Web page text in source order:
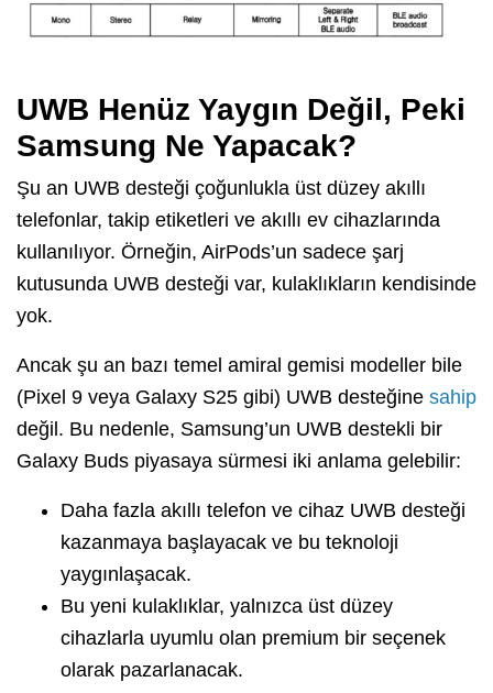
UWB Henüz Yaygın Değil, Peki
Samsung Ne Yapacak?
Şu an UWB desteği çoğunlukla üst düzey akıllı
telefonlar, takip etiketleri ve akıllı ev cihazlarında
kullanılıyor. Örneğin, AirPods’un sadece şarj
kutusunda UWB desteği var, kulaklıkların kendisinde
yok.
Ancak şu an bazı temel amiral gemisi modeller bile
(Pixel 9 veya Galaxy S25 gibi) UWB desteğine sahip
değil. Bu nedenle, Samsung’un UWB destekli bir
Galaxy Buds piyasaya sürmesi iki anlama gelebilir:
Daha fazla akıllı telefon ve cihaz UWB desteği
kazanmaya başlayacak ve bu teknoloji
yaygınlaşacak.
Bu yeni kulaklıklar, yalnızca üst düzey
cihazlarla uyumlu olan premium bir seçenek
olarak pazarlanacak.